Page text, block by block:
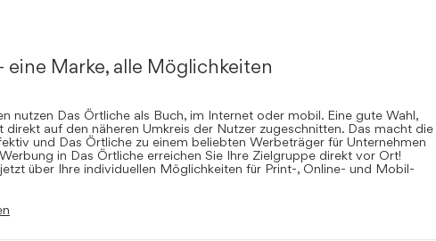
eine Marke, alle Möglichkeiten
nutzen Das Örtliche als Buch, im Internet oder mobil. Eine gute Wahl,
direkt auf den näheren Umkreis der Nutzer zugeschnitten. Das macht die
und Das Örtliche zu einem beliebten Werbeträger für Unternehmen
in Das Örtliche erreichen Sie Ihre Zielgruppe direkt vor Ort!
über Ihre individuellen Möglichkeiten für Print-, Online- und Mobil-